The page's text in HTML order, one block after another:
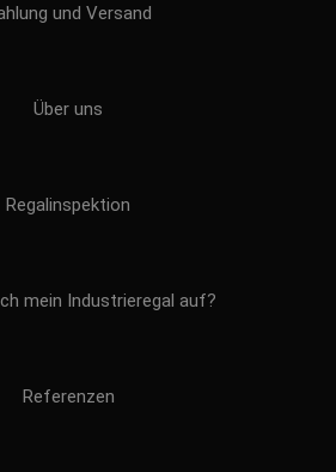
und Versand
Über uns
Regalinspektion
mein Industrieregal auf?
Referenzen